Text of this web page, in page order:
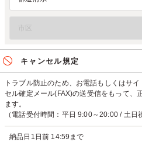
キャンセル規定
トラブル防止のため、お電話もしくはサ
セル確定メール(FAX)の送受信をもって、
ます。
（電話受付時間：平日 9:00～20:00 / 土日
納品日1日前 14:59まで